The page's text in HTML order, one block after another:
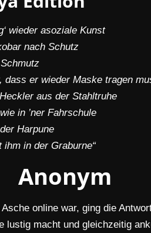
wieder asoziale Kunst
nach Schutz
dass er wieder Maske tragen
aus der Stahltruhe
in ’ner Fahrschule
Harpune
in der Graburne“
Anonym
online war, ging die
lustig macht und gleichzeitig